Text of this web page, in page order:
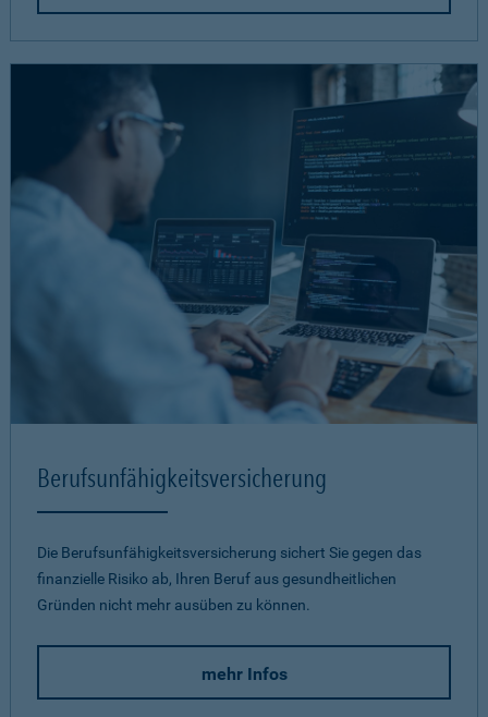
Berufsunfähigkeits­versicherung
Die Berufsunfähigkeitsversicherung sichert Sie gegen das
finanzielle Risiko ab, Ihren Beruf aus gesundheitlichen
Gründen nicht mehr ausüben zu können.
mehr Infos